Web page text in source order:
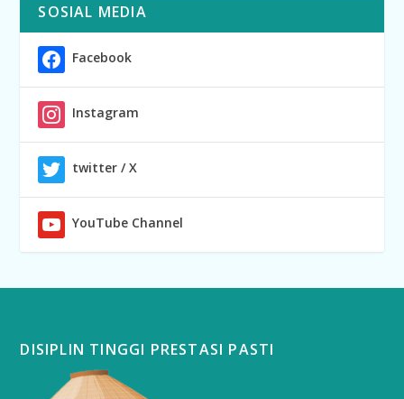
SOSIAL MEDIA
Facebook
Instagram
twitter / X
YouTube Channel
DISIPLIN TINGGI PRESTASI PASTI